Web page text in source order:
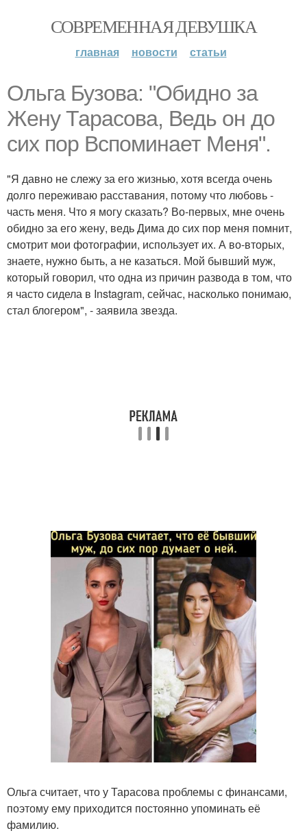
СОВРЕМЕННАЯ ДЕВУШКА
главная новости статьи
Ольга Бузова: "Обидно за
Жену Тарасова, Ведь он до
сих пор Вспоминает Меня".
"Я давно не слежу за его жизнью, хотя всегда очень
долго переживаю расставания, потому что любовь -
часть меня. Что я могу сказать? Во-первых, мне очень
обидно за его жену, ведь Дима до сих пор меня помнит,
смотрит мои фотографии, использует их. А во-вторых,
знаете, нужно быть, а не казаться. Мой бывший муж,
который говорил, что одна из причин развода в том, что
я часто сидела в Instagram, сейчас, насколько понимаю,
стал блогером", - заявила звезда.
Ольга считает, что у Тарасова проблемы с финансами,
поэтому ему приходится постоянно упоминать её
фамилию.